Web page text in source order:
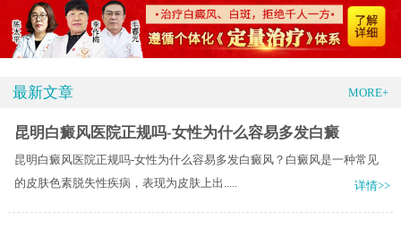
最新文章 MORE+
昆明白癜风医院正规吗-女性为什么容易多发白癜
昆明白癜风医院正规吗-女性为什么容易多发白癜风？白癜风是一种常见
的皮肤色素脱失性疾病，表现为皮肤上出.....
详情>>